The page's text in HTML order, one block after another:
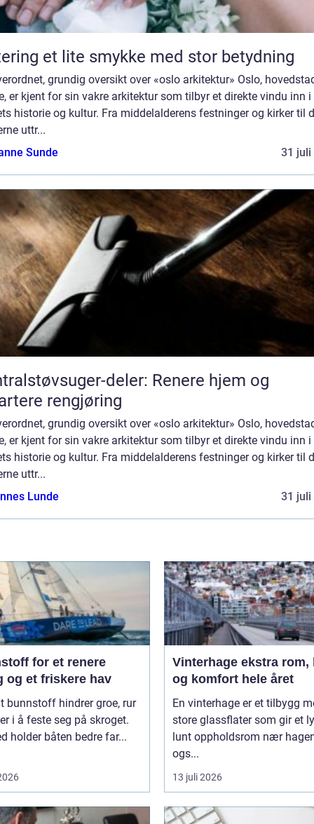
Giftering et lite smykke med stor betydning
grundig oversikt over «oslo arkitektur» Oslo,
er kjent for sin vakre arkitektur som tilbyr et direkte vindu inn i
historie og kultur. Fra middelalderens festninger og kirker til
uttr...
Sunde
31 juli
deler: Renere hjem og
rengjøring
grundig oversikt over «oslo arkitektur» Oslo,
er kjent for sin vakre arkitektur som tilbyr et direkte vindu inn i
historie og kultur. Fra middelalderens festninger og kirker til
uttr...
Lunde
31 juli
for et renere
og et friskere hav
bunnstoff hindrer groe, rur
i å feste seg på skroget.
holder båten bedre far...
Vinterhage ekstra rom, lys
og komfort hele året
En vinterhage er et tilbygg
store glassflater som gir et
lunt oppholdsrom nær
ogs...
13 juli 2026